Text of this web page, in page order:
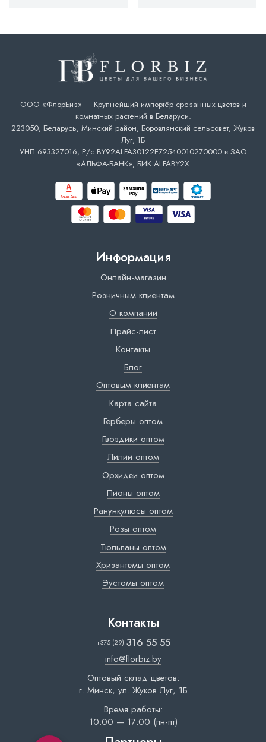
ООО «ФлорБиз» — Крупнейший импортёр срезанных цветов и
комнатных растений в Беларуси.
223050, Беларусь, Минский район, Боровлянский сельсовет, Жуков
Луг, 1Б
УНП 693327016, Р/с BY92ALFA30122E72540010270000 в ЗАО
«АЛЬФА-БАНК», БИК ALFABY2X
Информация
Онлайн-магазин
Розничным клиентам
О компании
Прайс-лист
Контакты
Блог
Оптовым клиентам
Карта сайта
Герберы оптом
Гвоздики оптом
Лилии оптом
Орхидеи оптом
Пионы оптом
Ранункулюсы оптом
Розы оптом
Тюльпаны оптом
Хризантемы оптом
Эустомы оптом
Контакты
+375 (29) 316 55 55
info@florbiz.by
Оптовый склад цветов:
г. Минск, ул. Жуков Луг, 1Б
Время работы:
10:00 — 17:00 (пн-пт)